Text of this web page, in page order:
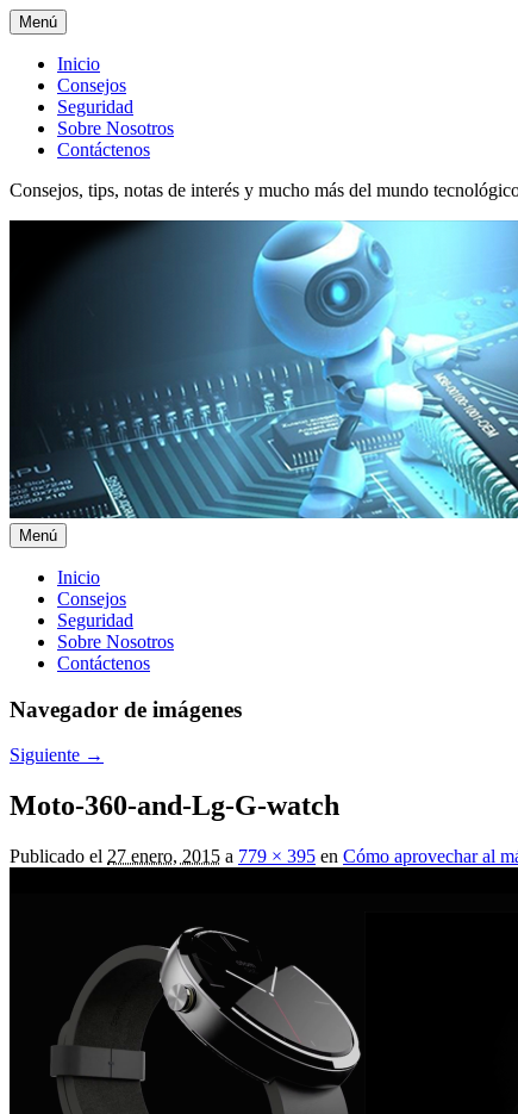
Menú
Menú
superior
Inicio
Consejos
Seguridad
Sobre Nosotros
Contáctenos
Consejos, tips, notas de interés y mucho más del mundo
Menú
Menú
principal
Inicio
Consejos
Seguridad
Sobre Nosotros
Contáctenos
Navegador de imágenes
Siguiente →
Moto-360-and-Lg-G-watch
Publicado el 27 enero, 2015 a 779 × 395 en Cómo aprovechar al